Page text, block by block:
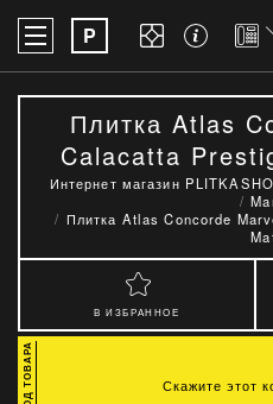
P
Плитка Atlas
Calacatta
Интернет магазин
Плитка Atlas Concorde
В ИЗБРАННОЕ
Скажите этот